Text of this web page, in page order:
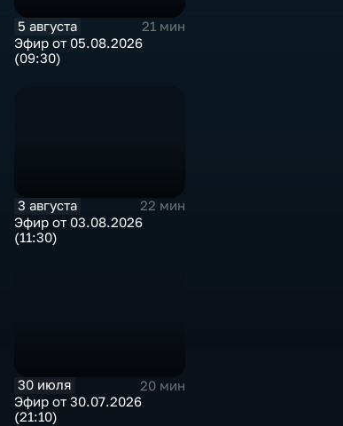
5 августа
21 мин
Эфир от 05.08.2026
(09:30)
3 августа
22 мин
Эфир от 03.08.2026
(11:30)
30 июля
20 мин
Эфир от 30.07.2026
(21:10)